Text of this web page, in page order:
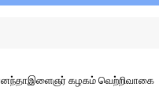
கழகம் வெற்றிவாகை